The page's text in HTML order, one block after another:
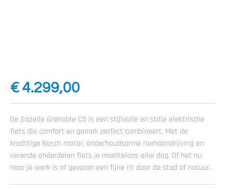
€4.299,00
De Gazelle Grenoble C5 is een stijlvolle en stille elektrische
fiets die comfort en gemak perfect combineert. Met de
krachtige Bosch motor, onderhoudsarme riemaandrijving en
verende onderdelen fiets je moeiteloos elke dag. Of het nu
naar je werk is of gewoon een fijne rit door de stad of natuur.